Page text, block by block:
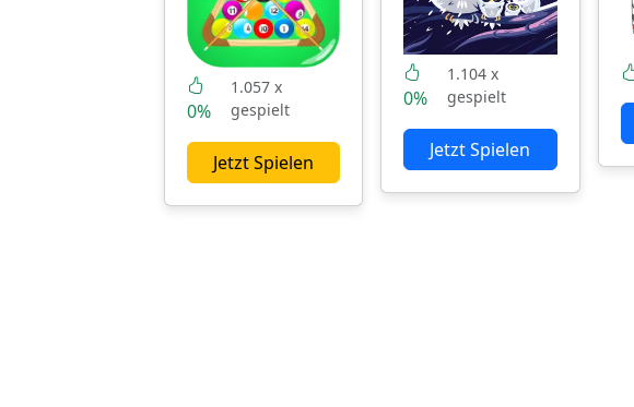
0%
1.057 x
gespielt
Jetzt Spielen
0%
1.104 x
gespielt
Jetzt Spielen